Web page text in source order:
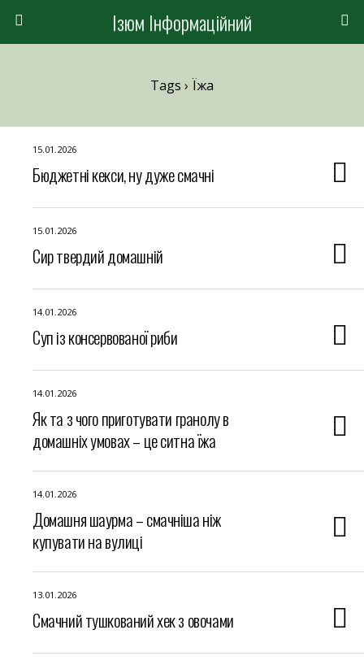
Ізюм Інформаційний
Tags › Їжа
15.01.2026
Бюджетні кекси, ну дуже смачні
15.01.2026
Сир твердий домашній
14.01.2026
Суп із консервованої риби
14.01.2026
Як та з чого приготувати гранолу в
домашніх умовах – це ситна їжа
14.01.2026
Домашня шаурма – смачніша ніж
купувати на вулиці
13.01.2026
Смачний тушкований хек з овочами